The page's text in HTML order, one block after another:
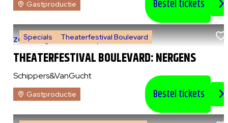
Gastproductie Bestel tickets
THEATERFESTIVAL BOULEVARD: NERGENS
Specials Theaterfestival Boulevard
zo 9 augustus 2026|14:00 uur
Schippers&VanGucht
Gastproductie Bestel tickets